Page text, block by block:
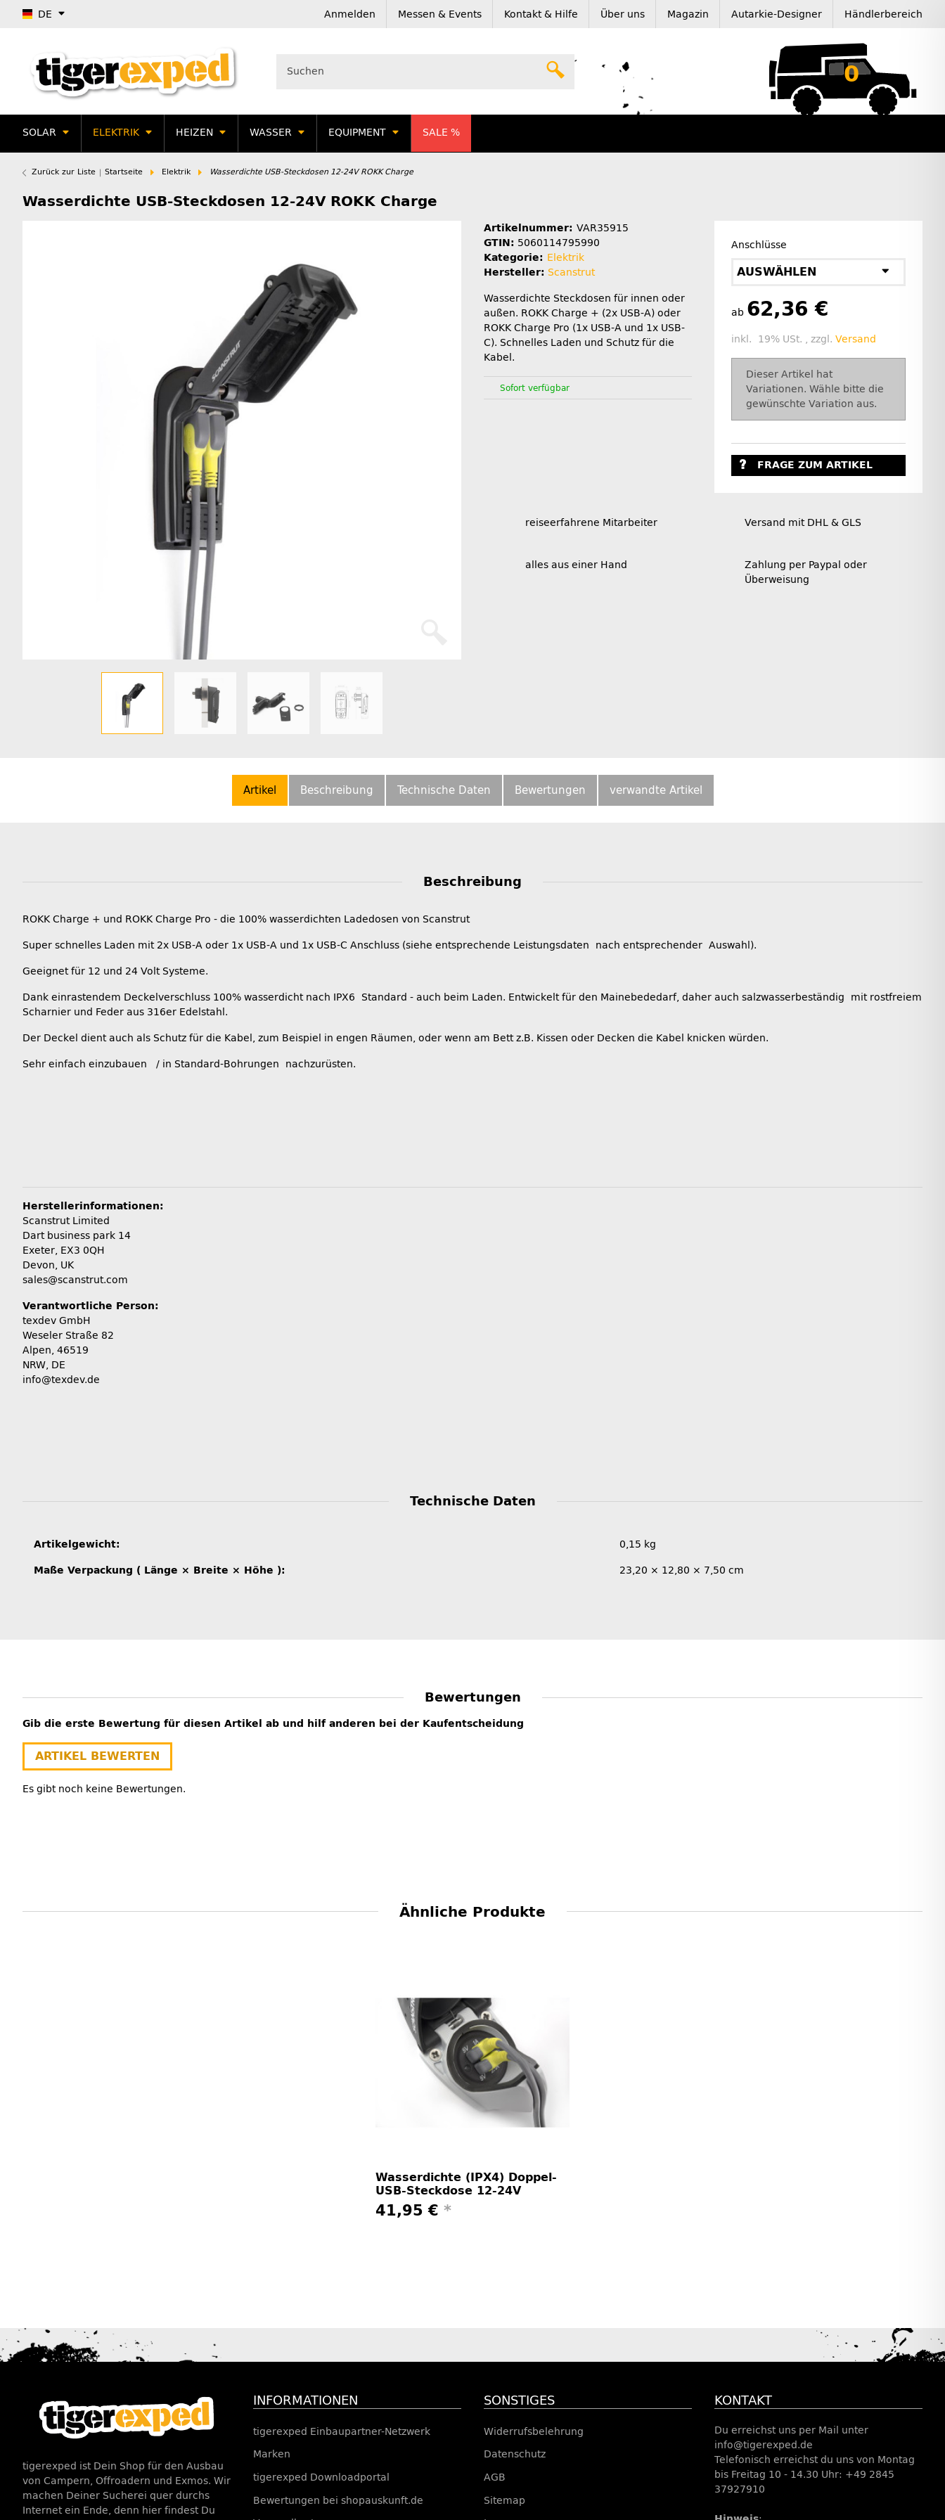
DE Anmelden Messen & Events Kontakt & Hilfe Über uns Magazin Autarkie-Designer Händlerbereich
0
SOLAR ELEKTRIK HEIZEN WASSER EQUIPMENT SALE %
Zurück zur Liste Startseite Elektrik Wasserdichte USB-Steckdosen 12-24V ROKK Charge
Wasserdichte USB-Steckdosen 12-24V ROKK Charge
Artikelnummer: VAR35915
GTIN: 5060114795990
Kategorie: Elektrik
Hersteller: Scanstrut
Wasserdichte Steckdosen für innen oder
außen. ROKK Charge + (2x USB-A) oder
ROKK Charge Pro (1x USB-A und 1x USB-
C). Schnelles Laden und Schutz für die
Kabel.
Sofort verfügbar
Anschlüsse
AUSWÄHLEN
ab 62,36 €
inkl. 19% USt. , zzgl. Versand
x
Dieser Artikel hat
Variationen. Wähle bitte die
gewünschte Variation aus.
FRAGE ZUM ARTIKEL
reiseerfahrene Mitarbeiter Versand mit DHL & GLS
alles aus einer Hand
Zahlung per Paypal oder
Überweisung
Artikel Beschreibung Technische Daten Bewertungen verwandte Artikel
Beschreibung
ROKK Charge + und ROKK Charge Pro - die 100% wasserdichten Ladedosen von Scanstrut
Super schnelles Laden mit 2x USB-A oder 1x USB-A und 1x USB-C Anschluss (siehe entsprechende Leistungsdaten nach entsprechender Auswahl).
Geeignet für 12 und 24 Volt Systeme.
Dank einrastendem Deckelverschluss 100% wasserdicht nach IPX6 Standard - auch beim Laden. Entwickelt für den Mainebededarf, daher auch salzwasserbeständig mit rostfreiem
Scharnier und Feder aus 316er Edelstahl.
Der Deckel dient auch als Schutz für die Kabel, zum Beispiel in engen Räumen, oder wenn am Bett z.B. Kissen oder Decken die Kabel knicken würden.
Sehr einfach einzubauen / in Standard-Bohrungen nachzurüsten.
Herstellerinformationen:
Scanstrut Limited
Dart business park 14
Exeter, EX3 0QH
Devon, UK
sales@scanstrut.com
Verantwortliche Person:
texdev GmbH
Weseler Straße 82
Alpen, 46519
NRW, DE
info@texdev.de
Technische Daten
Produkteigenschaft
Wert
Artikelgewicht: 0,15 kg
Maße Verpackung ( Länge × Breite × Höhe ): 23,20 × 12,80 × 7,50 cm
Bewertungen
Gib die erste Bewertung für diesen Artikel ab und hilf anderen bei der Kaufentscheidung
ARTIKEL BEWERTEN
Es gibt noch keine Bewertungen.
Ähnliche Produkte
Wasserdichte (IPX4) Doppel-
USB-Steckdose 12-24V
41,95 € *
tigerexped ist Dein Shop für den Ausbau
von Campern, Offroadern und Exmos. Wir
machen Deiner Sucherei quer durchs
Internet ein Ende, denn hier findest Du
INFORMATIONEN
tigerexped Einbaupartner-Netzwerk
Marken
tigerexped Downloadportal
Bewertungen bei shopauskunft.de
SONSTIGES
Widerrufsbelehrung
Datenschutz
AGB
Sitemap
KONTAKT
Du erreichst uns per Mail unter
info@tigerexped.de
Telefonisch erreichst du uns von Montag
bis Freitag 10 - 14.30 Uhr: +49 2845
37927910